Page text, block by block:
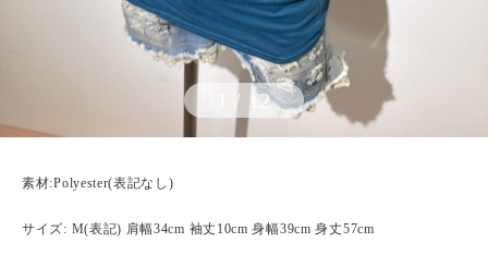
/ 12
素材:Polyester(表記なし)
サイズ: M(表記) 肩幅34cm 袖丈10cm 身幅39cm 身丈57cm